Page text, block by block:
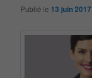
Publié le 13 juin 2017